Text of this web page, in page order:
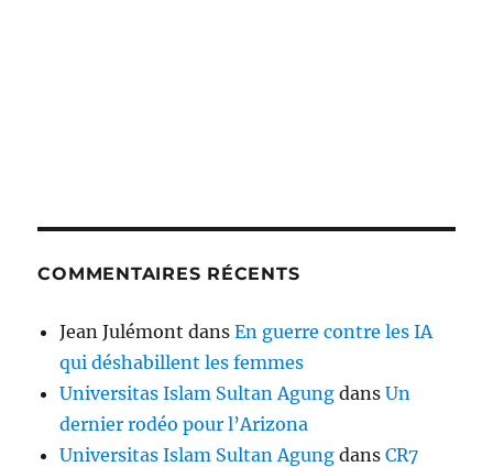
COMMENTAIRES RÉCENTS
Jean Julémont dansEn guerre contre les IA
qui déshabillent les femmes
Universitas Islam Sultan Agung dansUn
dernier rodéo pour l’Arizona
Universitas Islam Sultan Agung dansCR7